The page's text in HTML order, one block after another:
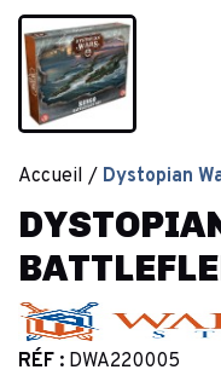
Accueil Dystopian
RÉF : DWA220005